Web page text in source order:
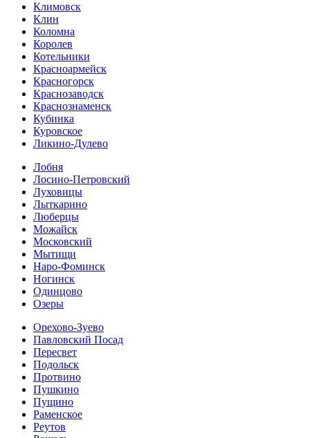
Климовск
Клин
Коломна
Королев
Котельники
Красноармейск
Красногорск
Краснозаводск
Краснознаменск
Кубинка
Куровское
Ликино-Дулево
Лобня
Лосино-Петровский
Луховицы
Лыткарино
Люберцы
Можайск
Московский
Мытищи
Наро-Фоминск
Ногинск
Одинцово
Озеры
Орехово-Зуево
Павловский Посад
Пересвет
Подольск
Протвино
Пушкино
Пущино
Раменское
Реутов